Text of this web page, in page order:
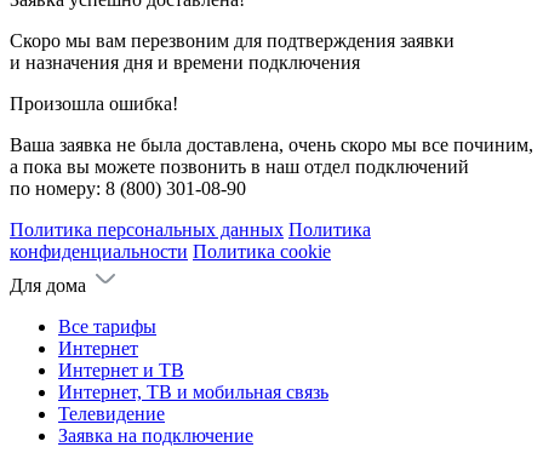
Скоро мы вам перезвоним для подтверждения заявки
и назначения дня и времени подключения
Произошла ошибка!
Ваша заявка не была доставлена, очень скоро мы все починим,
а пока вы можете позвонить в наш отдел подключений
по номеру: 8 (800) 301-08-90
Политика персональных данных Политика
конфиденциальности Политика cookie
Для дома
Все тарифы
Интернет
Интернет и ТВ
Интернет, ТВ и мобильная связь
Телевидение
Заявка на подключение